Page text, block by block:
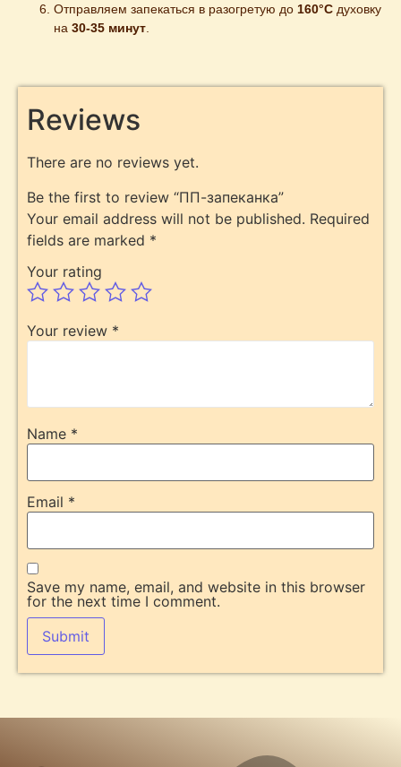
Отправляем запекаться в разогретую до 160°С духовку
на 30-35 минут
Reviews
There are no reviews yet.
Be the first to review “ПП-запеканка”
Your email address will not be published. Required
fields are marked *
Your rating
Your review *
Name *
Email *
Save my name, email, and website in this browser
for the next time I comment.